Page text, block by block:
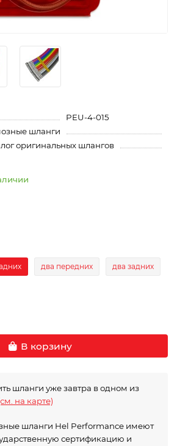
PEU-4-015
шланги
оригинальных шлангов
два передних два задних
В корзину
шланги уже завтра в одном из
на карте)
шланги Hel Performance имеют
сертификацию и